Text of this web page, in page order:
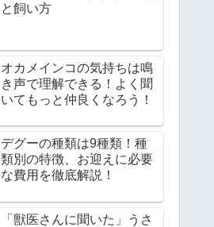
と飼い方
オカメインコの気持ちは鳴
き声で理解できる！よく聞
いてもっと仲良くなろう！
デグーの種類は9種類！種
類別の特徴、お迎えに必要
な費用を徹底解説！
「獣医さんに聞いた」うさ